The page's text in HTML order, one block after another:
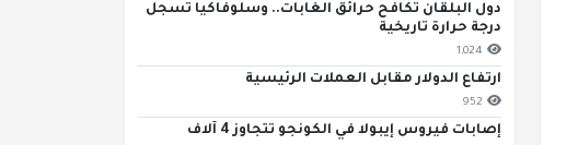
دول البلقان تكافح حرائق الغابات.. وسلوفاكيا تسجل
درجة حرارة تاريخية
1,024
ارتفاع الدولار مقابل العملات الرئيسية
952
إصابات فيروس إيبولا في الكونجو تتجاوز 4 آلاف